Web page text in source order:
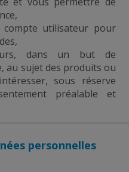
utilisateur pour
dans un but de
au sujet des produits ou
sous réserve
préalable et
personnelles